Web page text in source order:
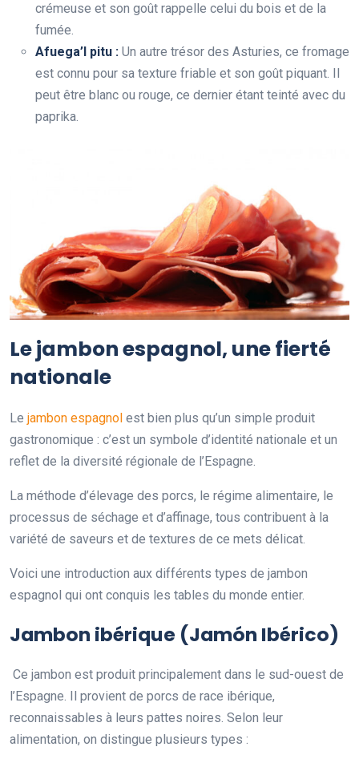
crémeuse et son goût rappelle celui du bois et de la
fumée.
Afuega’l pitu : Un autre trésor des Asturies, ce fromage
est connu pour sa texture friable et son goût piquant. Il
peut être blanc ou rouge, ce dernier étant teinté avec du
paprika.
Le jambon espagnol, une fierté
nationale
Le jambon espagnol est bien plus qu’un simple produit
gastronomique : c’est un symbole d’identité nationale et un
reflet de la diversité régionale de l’Espagne.
La méthode d’élevage des porcs, le régime alimentaire, le
processus de séchage et d’affinage, tous contribuent à la
variété de saveurs et de textures de ce mets délicat.
Voici une introduction aux différents types de jambon
espagnol qui ont conquis les tables du monde entier.
Jambon ibérique (Jamón Ibérico)
Ce jambon est produit principalement dans le sud-ouest de
l’Espagne. Il provient de porcs de race ibérique,
reconnaissables à leurs pattes noires. Selon leur
alimentation, on distingue plusieurs types :